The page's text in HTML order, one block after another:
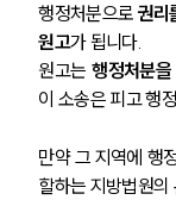
행정처분으로 권리
원고가 됩니다.
원고는 행정처분
이 소송은 피고 행
만약 그 지역에 행
할하는 지방법원의